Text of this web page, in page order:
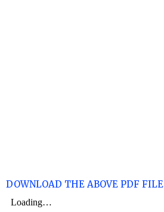
DOWNLOAD THE ABOVE PDF FILE